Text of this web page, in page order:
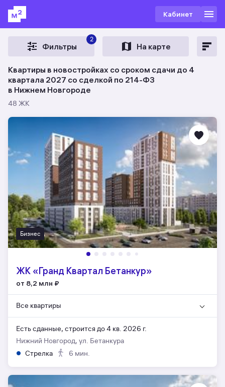
Кабинет
Фильтры
2
На карте
Квартиры в новостройках со сроком сдачи до 4
квартала 2027 со сделкой по 214-ФЗ
в Нижнем Новгороде
48 ЖК
Бизнес
ЖК «Гранд Квартал Бетанкур»
от 8,2 млн ₽
Все квартиры
Есть сданные, строится до 4 кв. 2026 г.
Нижний Новгород, ул. Бетанкура
Стрелка
6 мин.